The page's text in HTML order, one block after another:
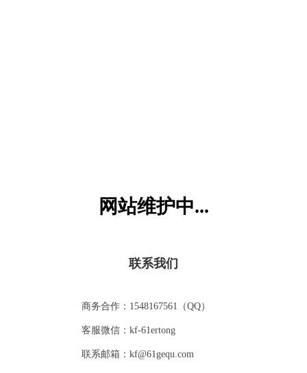
网站维护中...
联系我们
商务合作：1548167561（QQ）
客服微信：kf-61ertong
联系邮箱：kf@61gequ.com